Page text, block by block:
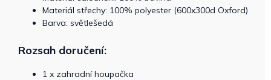
Materiál střechy: 100% polyester (600x300d Oxford)
Barva: světlešedá
Rozsah doručení:
1 x zahradní houpačka